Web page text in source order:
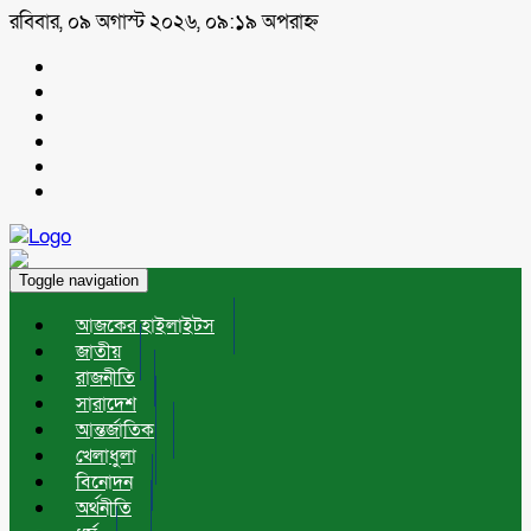
রবিবার, ০৯ অগাস্ট ২০২৬, ০৯:১৯ অপরাহ্ন
Toggle navigation
আজকের হাইলাইটস
জাতীয়
রাজনীতি
সারাদেশ
আন্তর্জাতিক
খেলাধুলা
বিনোদন
অর্থনীতি